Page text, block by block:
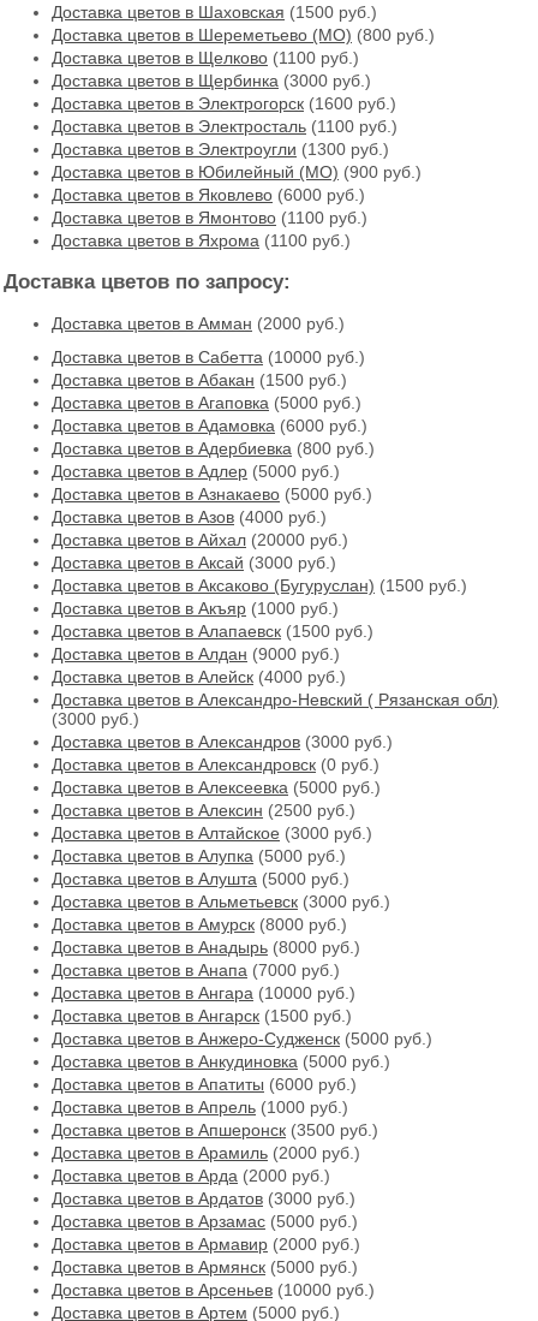
Доставка цветов в Шаховская (1500 руб.)
Доставка цветов в Шереметьево (МО) (800 руб.)
Доставка цветов в Щелково (1100 руб.)
Доставка цветов в Щербинка (3000 руб.)
Доставка цветов в Электрогорск (1600 руб.)
Доставка цветов в Электросталь (1100 руб.)
Доставка цветов в Электроугли (1300 руб.)
Доставка цветов в Юбилейный (МО) (900 руб.)
Доставка цветов в Яковлево (6000 руб.)
Доставка цветов в Ямонтово (1100 руб.)
Доставка цветов в Яхрома (1100 руб.)
Доставка цветов по запросу:
Доставка цветов в Амман (2000 руб.)
Доставка цветов в Cабетта (10000 руб.)
Доставка цветов в Абакан (1500 руб.)
Доставка цветов в Агаповка (5000 руб.)
Доставка цветов в Адамовка (6000 руб.)
Доставка цветов в Адербиевка (800 руб.)
Доставка цветов в Адлер (5000 руб.)
Доставка цветов в Азнакаево (5000 руб.)
Доставка цветов в Азов (4000 руб.)
Доставка цветов в Айхал (20000 руб.)
Доставка цветов в Аксай (3000 руб.)
Доставка цветов в Аксаково (Бугуруслан) (1500 руб.)
Доставка цветов в Акъяр (1000 руб.)
Доставка цветов в Алапаевск (1500 руб.)
Доставка цветов в Алдан (9000 руб.)
Доставка цветов в Алейск (4000 руб.)
Доставка цветов в Александро-Невский ( Рязанская обл)
(3000 руб.)
Доставка цветов в Александров (3000 руб.)
Доставка цветов в Александровск (0 руб.)
Доставка цветов в Алексеевка (5000 руб.)
Доставка цветов в Алексин (2500 руб.)
Доставка цветов в Алтайское (3000 руб.)
Доставка цветов в Алупка (5000 руб.)
Доставка цветов в Алушта (5000 руб.)
Доставка цветов в Альметьевск (3000 руб.)
Доставка цветов в Амурск (8000 руб.)
Доставка цветов в Анадырь (8000 руб.)
Доставка цветов в Анапа (7000 руб.)
Доставка цветов в Ангара (10000 руб.)
Доставка цветов в Ангарск (1500 руб.)
Доставка цветов в Анжеро-Судженск (5000 руб.)
Доставка цветов в Анкудиновка (5000 руб.)
Доставка цветов в Апатиты (6000 руб.)
Доставка цветов в Апрель (1000 руб.)
Доставка цветов в Апшеронск (3500 руб.)
Доставка цветов в Арамиль (2000 руб.)
Доставка цветов в Арда (2000 руб.)
Доставка цветов в Ардатов (3000 руб.)
Доставка цветов в Арзамас (5000 руб.)
Доставка цветов в Армавир (2000 руб.)
Доставка цветов в Армянск (5000 руб.)
Доставка цветов в Арсеньев (10000 руб.)
Доставка цветов в Артем (5000 руб.)